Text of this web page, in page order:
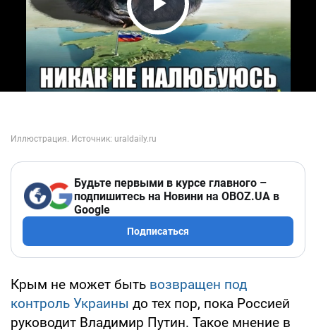
Play Video
Будьте первыми в курсе главного –
подпишитесь на Новини на OBOZ.UA в
Google
Подписаться
Крым не может быть возвращен под
контроль Украины до тех пор, пока Россией
руководит Владимир Путин. Такое мнение в